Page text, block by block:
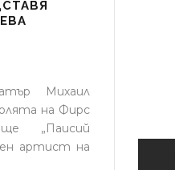
Михаил
на Фирс
„Паисий
артист на